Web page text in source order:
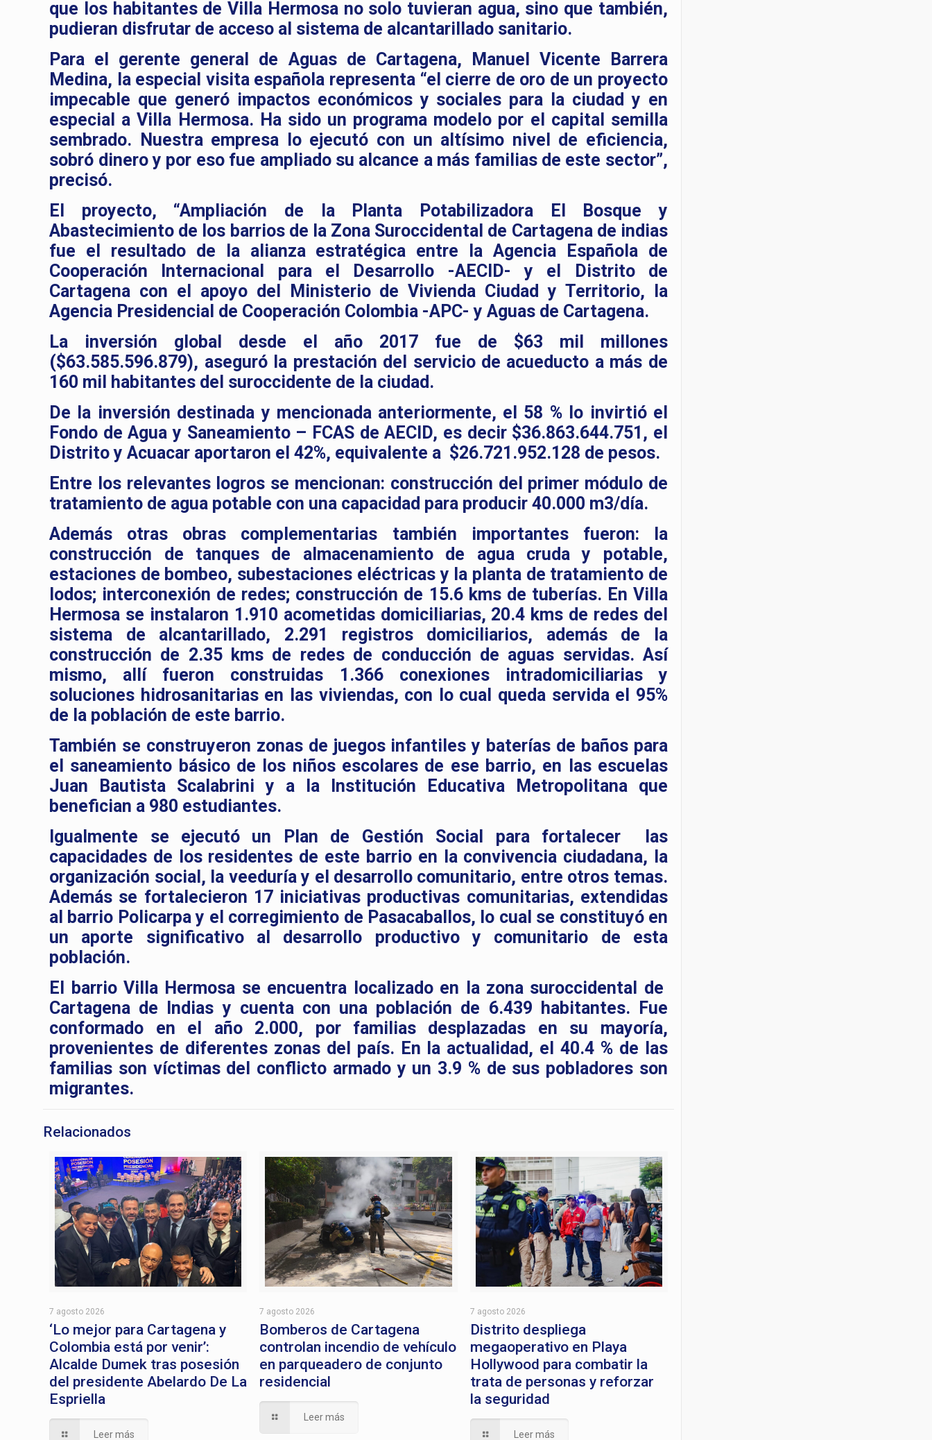
que los habitantes de Villa Hermosa no solo tuvieran agua, sino que también,
pudieran disfrutar de acceso al sistema de alcantarillado sanitario.
Para el gerente general de Aguas de Cartagena, Manuel Vicente Barrera
Medina, la especial visita española representa “el cierre de oro de un proyecto
impecable que generó impactos económicos y sociales para la ciudad y en
especial a Villa Hermosa. Ha sido un programa modelo por el capital semilla
sembrado. Nuestra empresa lo ejecutó con un altísimo nivel de eficiencia,
sobró dinero y por eso fue ampliado su alcance a más familias de este sector”,
precisó.
El proyecto, “Ampliación de la Planta Potabilizadora El Bosque y
Abastecimiento de los barrios de la Zona Suroccidental de Cartagena de indias
fue el resultado de la alianza estratégica entre la Agencia Española de
Cooperación Internacional para el Desarrollo -AECID- y el Distrito de
Cartagena con el apoyo del Ministerio de Vivienda Ciudad y Territorio, la
Agencia Presidencial de Cooperación Colombia -APC- y Aguas de Cartagena.
La inversión global desde el año 2017 fue de $63 mil millones
($63.585.596.879), aseguró la prestación del servicio de acueducto a más de
160 mil habitantes del suroccidente de la ciudad.
De la inversión destinada y mencionada anteriormente, el 58 % lo invirtió el
Fondo de Agua y Saneamiento – FCAS de AECID, es decir $36.863.644.751, el
Distrito y Acuacar aportaron el 42%, equivalente a $26.721.952.128 de pesos.
Entre los relevantes logros se mencionan: construcción del primer módulo de
tratamiento de agua potable con una capacidad para producir 40.000 m3/día.
Además otras obras complementarias también importantes fueron: la
construcción de tanques de almacenamiento de agua cruda y potable,
estaciones de bombeo, subestaciones eléctricas y la planta de tratamiento de
lodos; interconexión de redes; construcción de 15.6 kms de tuberías. En Villa
Hermosa se instalaron 1.910 acometidas domiciliarias, 20.4 kms de redes del
sistema de alcantarillado, 2.291 registros domiciliarios, además de la
construcción de 2.35 kms de redes de conducción de aguas servidas. Así
mismo, allí fueron construidas 1.366 conexiones intradomiciliarias y
soluciones hidrosanitarias en las viviendas, con lo cual queda servida el 95%
de la población de este barrio.
También se construyeron zonas de juegos infantiles y baterías de baños para
el saneamiento básico de los niños escolares de ese barrio, en las escuelas
Juan Bautista Scalabrini y a la Institución Educativa Metropolitana que
benefician a 980 estudiantes.
Igualmente se ejecutó un Plan de Gestión Social para fortalecer las
capacidades de los residentes de este barrio en la convivencia ciudadana, la
organización social, la veeduría y el desarrollo comunitario, entre otros temas.
Además se fortalecieron 17 iniciativas productivas comunitarias, extendidas
al barrio Policarpa y el corregimiento de Pasacaballos, lo cual se constituyó en
un aporte significativo al desarrollo productivo y comunitario de esta
población.
El barrio Villa Hermosa se encuentra localizado en la zona suroccidental de
Cartagena de Indias y cuenta con una población de 6.439 habitantes. Fue
conformado en el año 2.000, por familias desplazadas en su mayoría,
provenientes de diferentes zonas del país. En la actualidad, el 40.4 % de las
familias son víctimas del conflicto armado y un 3.9 % de sus pobladores son
migrantes.
Relacionados
7 agosto 2026
‘Lo mejor para Cartagena y
Colombia está por venir’:
Alcalde Dumek tras posesión
del presidente Abelardo De La
Espriella
Leer más
7 agosto 2026
Bomberos de Cartagena
controlan incendio de vehículo
en parqueadero de conjunto
residencial
Leer más
7 agosto 2026
Distrito despliega
megaoperativo en Playa
Hollywood para combatir la
trata de personas y reforzar
la seguridad
Leer más